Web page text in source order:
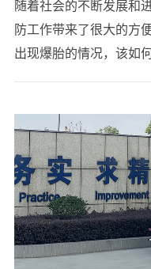
随着社会的不断发展和
防工作带来了很大的方
出现爆胎的情况，该如